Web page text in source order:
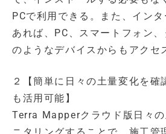
PCで利用できる。また、インタ
あれば、PC、スマートフォン
のようなデバイスからもアクセ
２【簡単に日々の土量変化を確
も活用可能】
Terra Mapperクラウド版日々